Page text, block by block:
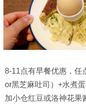
8-11点有早餐优惠，任
or黑芝麻吐司）+水煮
加小仓红豆或洛神花果